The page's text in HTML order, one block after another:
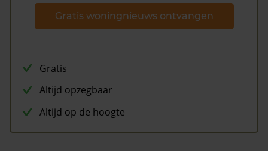
Gratis woningnieuws ontvangen
Gratis
Altijd opzegbaar
Altijd op de hoogte